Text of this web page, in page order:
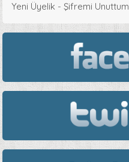
Yeni Üyelik -Şifremi Unuttum